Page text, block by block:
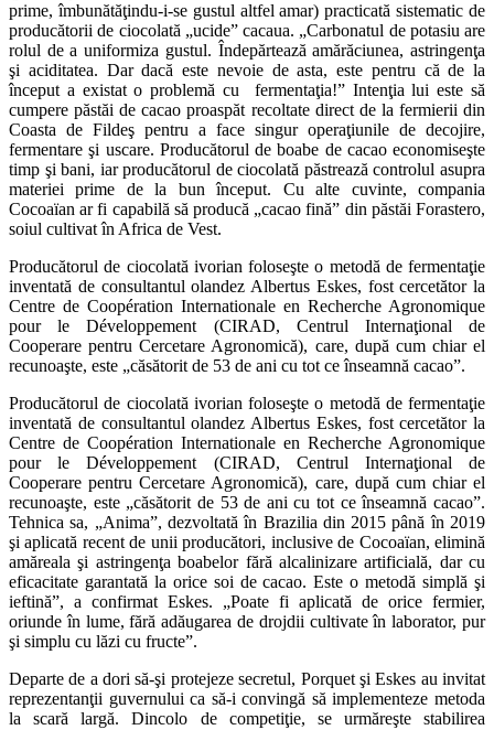
prime, îmbunătăţindu-i-se gustul altfel amar) practicată sistematic de
producătorii de ciocolată „ucide” cacaua. „Carbonatul de potasiu are
rolul de a uniformiza gustul. Îndepărtează amărăciunea, astringenţa
şi aciditatea. Dar dacă este nevoie de asta, este pentru că de la
început a existat o problemă cu fermentaţia!” Intenţia lui este să
cumpere păstăi de cacao proaspăt recoltate direct de la fermierii din
Coasta de Fildeş pentru a face singur operaţiunile de decojire,
fermentare şi uscare. Producătorul de boabe de cacao economiseşte
timp şi bani, iar producătorul de ciocolată păstrează controlul asupra
materiei prime de la bun început. Cu alte cuvinte, compania
Cocoaïan ar fi capabilă să producă „cacao fină” din păstăi Forastero,
soiul cultivat în Africa de Vest.
Producătorul de ciocolată ivorian foloseşte o metodă de fermentaţie
inventată de consultantul olandez Albertus Eskes, fost cercetător la
Centre de Coopération Internationale en Recherche Agronomique
pour le Développement (CIRAD, Centrul Internaţional de
Cooperare pentru Cercetare Agronomică), care, după cum chiar el
recunoaşte, este „căsătorit de 53 de ani cu tot ce înseamnă cacao”.
Producătorul de ciocolată ivorian foloseşte o metodă de fermentaţie
inventată de consultantul olandez Albertus Eskes, fost cercetător la
Centre de Coopération Internationale en Recherche Agronomique
pour le Développement (CIRAD, Centrul Internaţional de
Cooperare pentru Cercetare Agronomică), care, după cum chiar el
recunoaşte, este „căsătorit de 53 de ani cu tot ce înseamnă cacao”.
Tehnica sa, „Anima”, dezvoltată în Brazilia din 2015 până în 2019
şi aplicată recent de unii producători, inclusive de Cocoaïan, elimină
amăreala şi astringenţa boabelor fără alcalinizare artificială, dar cu
eficacitate garantată la orice soi de cacao. Este o metodă simplă şi
ieftină”, a confirmat Eskes. „Poate fi aplicată de orice fermier,
oriunde în lume, fără adăugarea de drojdii cultivate în laborator, pur
şi simplu cu lăzi cu fructe”.
Departe de a dori să-şi protejeze secretul, Porquet şi Eskes au invitat
reprezentanţii guvernului ca să-i convingă să implementeze metoda
la scară largă. Dincolo de competiţie, se urmăreşte stabilirea